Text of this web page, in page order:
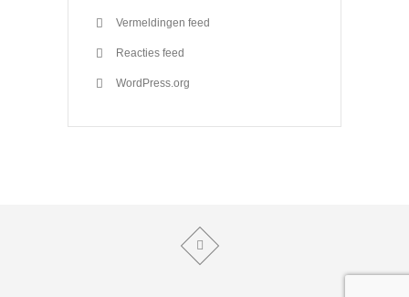
Vermeldingen feed
Reacties feed
WordPress.org